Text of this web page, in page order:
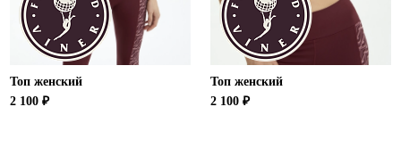
Топ женский
2 100 ₽
Топ женский
2 100 ₽